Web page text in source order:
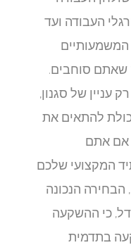
העבודה ועד
סוחבים.
של סגנון,
להתאים את
אתם
המקצועי שלכם
הנכונה
כי ההשקעה
בתדמית